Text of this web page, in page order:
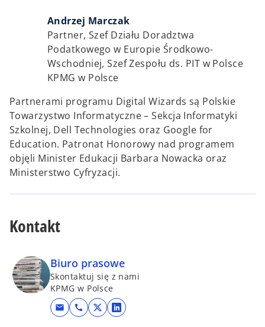
Andrzej Marczak
Partner, Szef Działu Doradztwa
Podatkowego w Europie Środkowo-
Wschodniej, Szef Zespołu ds. PIT w Polsce
KPMG w Polsce
Partnerami programu Digital Wizards są Polskie
Towarzystwo Informatyczne – Sekcja Informatyki
Szkolnej, Dell Technologies oraz Google for
Education. Patronat Honorowy nad programem
objęli Minister Edukacji Barbara Nowacka oraz
Ministerstwo Cyfryzacji.
Kontakt
Biuro prasowe
Skontaktuj się z nami
KPMG w Polsce
mail call
o
o